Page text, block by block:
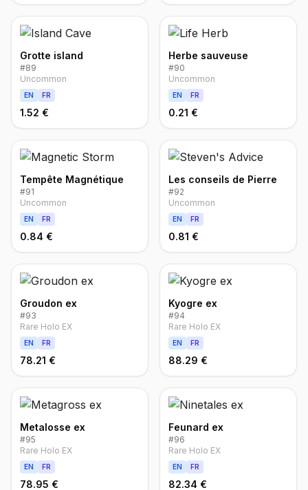
Grotte island
#89
Uncommon
EN FR
1.52 €
Herbe sauveuse
#90
Uncommon
EN FR
0.21 €
Tempête Magnétique
#91
Uncommon
EN FR
0.84 €
Les conseils de Pierre
#92
Uncommon
EN FR
0.81 €
Groudon ex
#93
Rare Holo EX
EN FR
78.21 €
Kyogre ex
#94
Rare Holo EX
EN FR
88.29 €
Metalosse ex
#95
Rare Holo EX
EN FR
78.95 €
Feunard ex
#96
Rare Holo EX
EN FR
82.34 €